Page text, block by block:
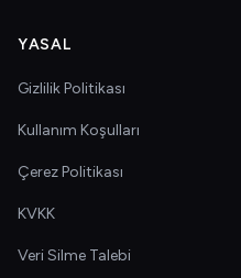
YASAL
Gizlilik Politikası
Kullanım Koşulları
Çerez Politikası
KVKK
Veri Silme Talebi